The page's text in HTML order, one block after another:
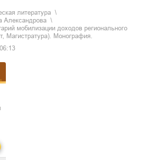
литература
Александрова
мобилизации доходов регионального
Магистратура). Монография.